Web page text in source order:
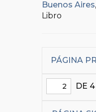
Buenos Aires
Libro
PÁGINA
DE 4